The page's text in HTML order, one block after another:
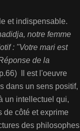
et indispensable.
notre femme
: "Votre mari est
de la
Il est l'oeuvre
dans un sens positif,
un intellectuel qui,
de côté et exprime
des philosophes